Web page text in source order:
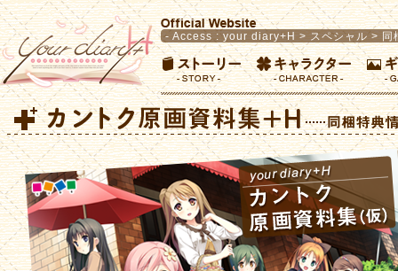
- Access :your diary+H > スペシャル > 同